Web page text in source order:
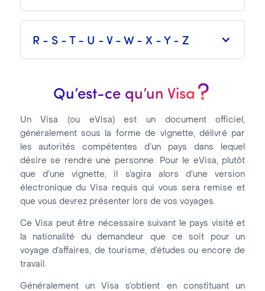
R - S - T - U - V - W - X - Y - Z
Qu’est-ce qu’un Visa
Un Visa (ou eVisa) est un document officiel,
généralement sous la forme de vignette, délivré par
les autorités compétentes d’un pays dans lequel
désire se rendre une personne. Pour le eVisa, plutôt
que d’une vignette, il s’agira alors d’une version
électronique du Visa requis qui vous sera remise et
que vous devrez présenter lors de vos voyages.
Ce Visa peut être nécessaire suivant le pays visité et
la nationalité du demandeur que ce soit pour un
voyage d’affaires, de tourisme, d’études ou encore de
travail.
Généralement un Visa s’obtient en constituant un